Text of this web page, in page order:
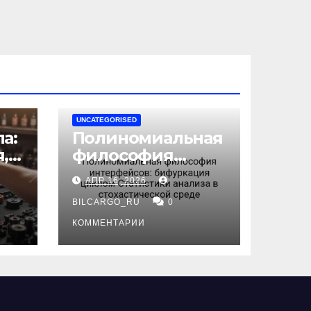
UNCATEGORISED
Полиномиальная
философия
интерфейсов:
бифуркация
циклом
Статистики
анализа в
среде
АПР 16, 2026
BILCARGO_RU 0
КОММЕНТАРИИ